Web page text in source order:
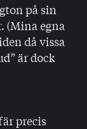
på sin
(Mina egna
då vissa
är dock
precis